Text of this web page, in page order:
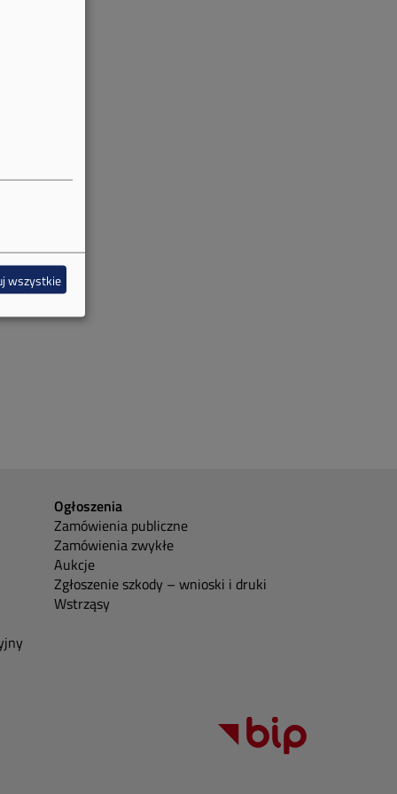
Ogłoszenia
Zamówienia publiczne
Zamówienia zwykłe
Aukcje
Zgłoszenie szkody – wnioski i druki
Wstrząsy
wszystkie